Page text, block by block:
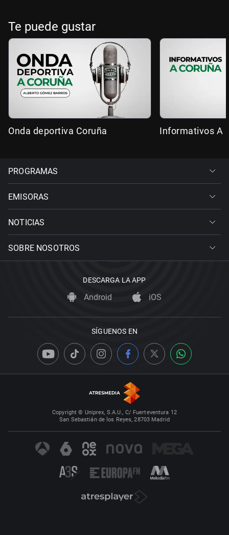
Te puede gustar
Onda deportiva Coruña Informativos A
PROGRAMAS
EMISORAS
NOTICIAS
SOBRE NOSOTROS
DESCARGA LA APP
Android iOS
SÍGUENOS EN
Copyright © Uniprex, S.A.U., C/ Fuerteventura 12
San Sebastián de los Reyes, 28703 Madrid